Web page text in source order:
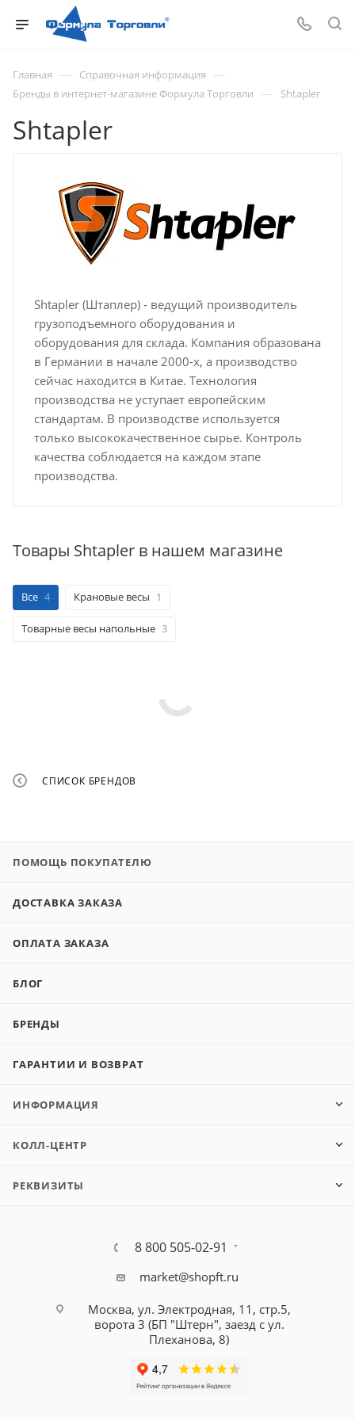
Главная — Справочная информация —
Бренды в интернет-магазине Формула Торговли — Shtapler
Shtapler
Shtapler (Штаплер) - ведущий производитель
грузоподъемного оборудования и
оборудования для склада. Компания образована
в Германии в начале 2000-х, а производство
сейчас находится в Китае. Технология
производства не уступает европейским
стандартам. В производстве используется
только высококачественное сырье. Контроль
качества соблюдается на каждом этапе
производства.
Товары Shtapler в нашем магазине
Все 4 Крановые весы 1
Товарные весы напольные 3
СПИСОК БРЕНДОВ
ПОМОЩЬ ПОКУПАТЕЛЮ
ДОСТАВКА ЗАКАЗА
ОПЛАТА ЗАКАЗА
БЛОГ
БРЕНДЫ
ГАРАНТИИ И ВОЗВРАТ
ИНФОРМАЦИЯ
КОЛЛ-ЦЕНТР
РЕКВИЗИТЫ
8 800 505-02-91
market@shopft.ru
Москва, ул. Электродная, 11, стр.5,
ворота 3 (БП "Штерн", заезд с ул.
Плеханова, 8)